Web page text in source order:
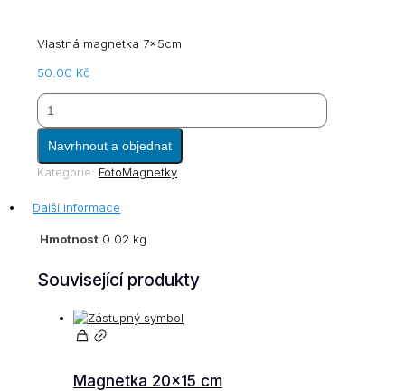
Vlastná magnetka 7x5cm
50.00 Kč
Magnetka
7×5
cm
Navrhnout a objednat
Kategorie: FotoMagnetky
Další informace
Hmotnost 0.02 kg
Související produkty
Magnetka 20×15 cm